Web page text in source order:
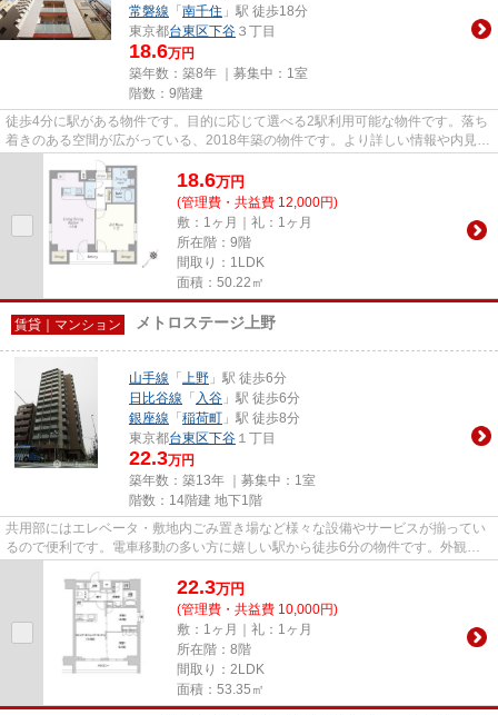
常磐線 「 南千住 」駅 徒歩18分
東京都台東区下谷 ３丁目
18.6万円
築年数：築8年 ｜募集中： 1室
階数：9階建
徒歩4分に駅がある物件です。目的に応じて選べる2駅利用可能な物件です。落ち
着きのある空間が広がっている、2018年築の物件です。より詳しい情報や内見の
18.6万円
(管理費・共益費 12,000円)
敷：1ヶ月｜礼：1ヶ月
所在階：9階
間取り：1LDK
面積：50.22㎡
賃貸｜マンション メトロステージ上野
山手線 「 上野 」駅 徒歩6分
日比谷線 「 入谷 」駅 徒歩6分
銀座線 「 稲荷町 」駅 徒歩8分
東京都台東区下谷 １丁目
22.3万円
築年数：築13年 ｜募集中： 1室
階数：14階建 地下1階
共用部にはエレベータ・敷地内ごみ置き場など様々な設備やサービスが揃ってい
るので便利です。電車移動の多い方に嬉しい駅から徒歩6分の物件です。外観タ
22.3万円
(管理費・共益費 10,000円)
敷：1ヶ月｜礼：1ヶ月
所在階：8階
間取り：2LDK
面積：53.35㎡